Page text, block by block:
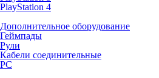
PlayStation 4
Дополнительное оборудование
Геймпады
Рули
Кабели соединительные
PC